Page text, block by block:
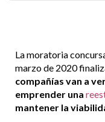
La moratoria
marzo de 2020
compañías van a
emprender una
mantener la